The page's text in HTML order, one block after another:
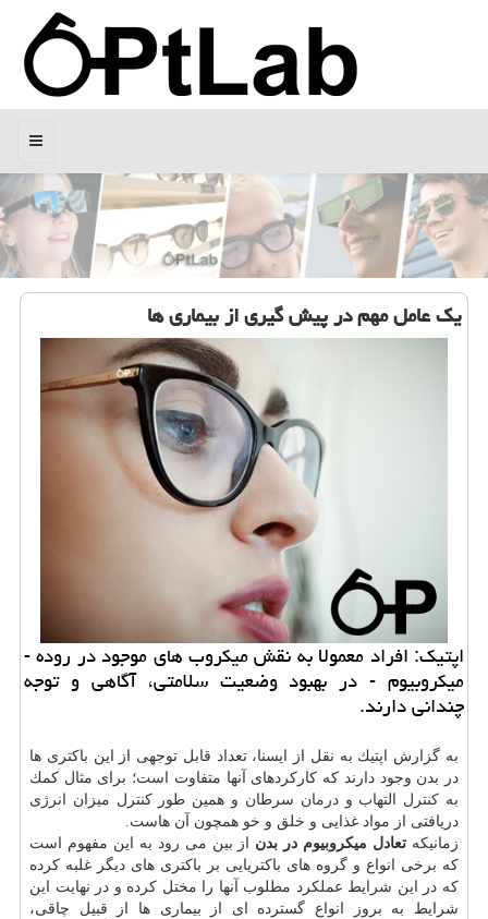
منو
یك عامل مهم در پیش گیری از بیماری ها
اپتیك: افراد معمولا به نقش میكروب های موجود در روده -
میكروبیوم - در بهبود وضعیت سلامتی، آگاهی و توجه
چندانی دارند.
به گزارش اپتیك به نقل از ایسنا، تعداد قابل توجهی از این باكتری ها
در بدن وجود دارند كه كاركردهای آنها متفاوت است؛ برای مثال كمك
به كنترل التهاب ودرمان سرطان و همین طور كنترل میزان انرژی
دریافتی از مواد غذایی و خلق و خو همچون آن هاست.
زمانیكه تعادل میكروبیوم در بدن از بین می رود به این مفهوم است
كه برخی انواع و گروه های باكتریایی بر باكتری های دیگر غلبه كرده
كه در این شرایط عملكرد مطلوب آنها را مختل كرده و در نهایت این
شرایط به بروز انواع گسترده ای از بیماری ها از قبیل چاقی،